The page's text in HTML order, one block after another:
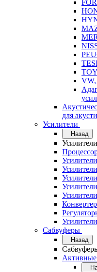
для
Усилители
Назад
Усилители
Сабвуферы
Назад